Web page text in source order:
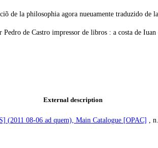
de la philosophia agora nueuamente traduzido
de Castro impressor de libros : a costa de Iuan
External description
(2011 08-06 ad quem), Main Catalogue [OPAC] ,